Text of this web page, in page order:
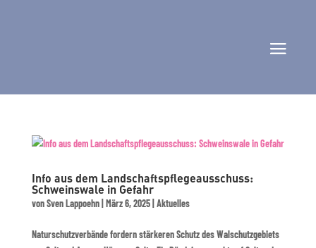
Info aus dem Landschaftspflegeausschuss:
Schweinswale in Gefahr
vonSven Lappoehn| März 6, 2025| Aktuelles
Naturschutzverbände fordern stärkeren Schutz des Walschutzgebiets